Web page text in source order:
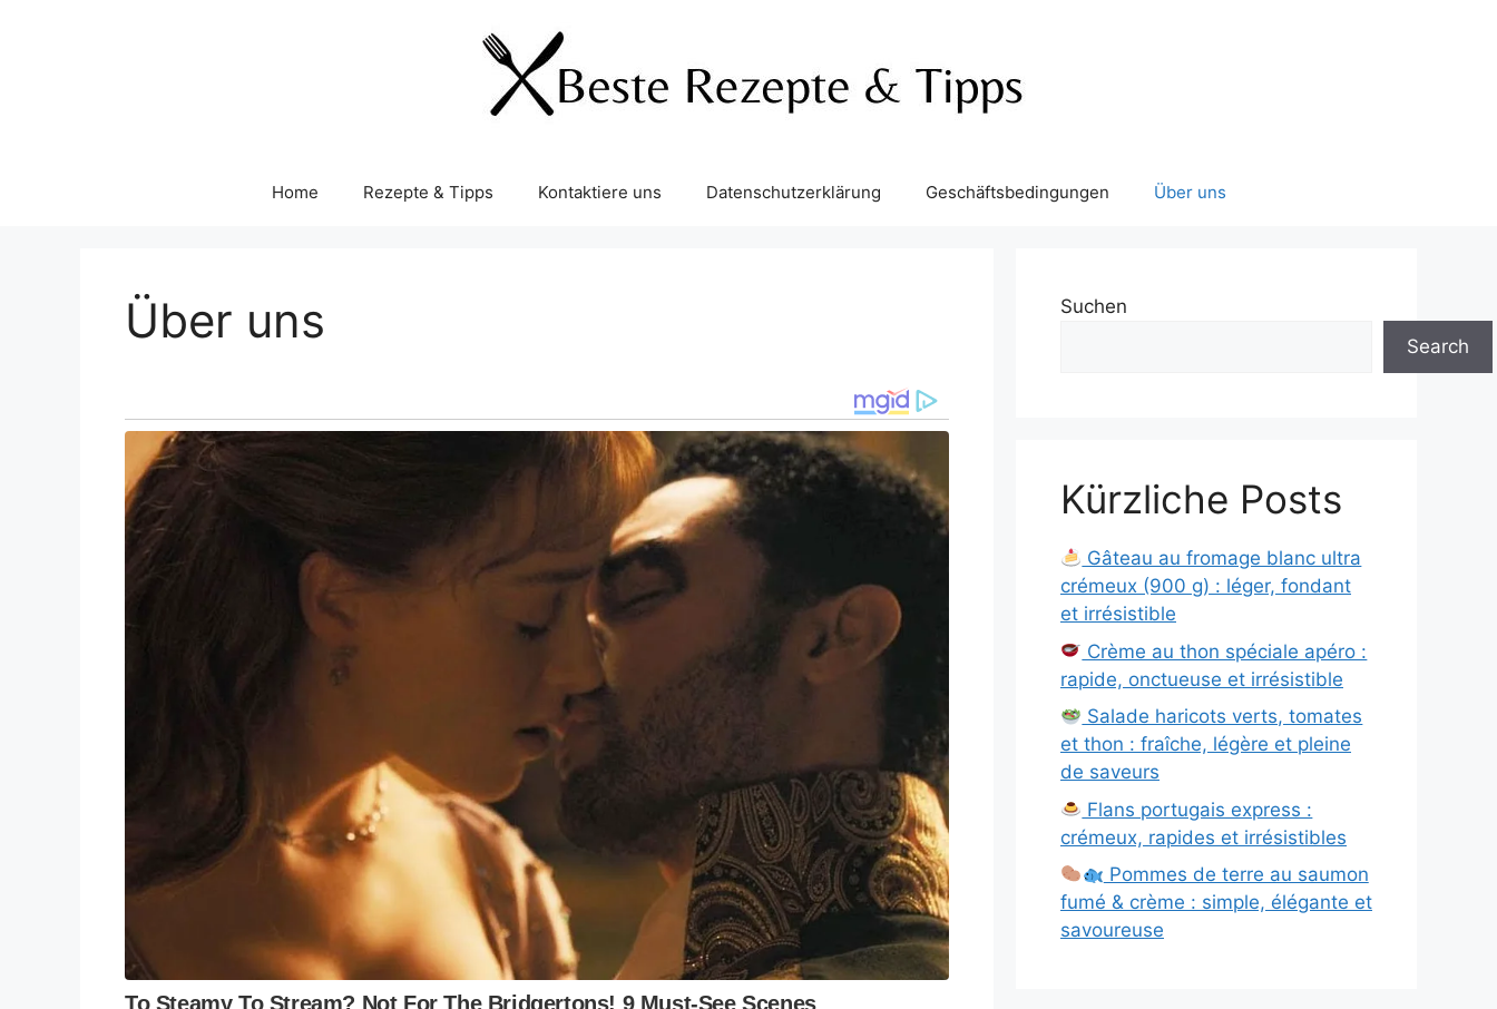
Home Rezepte & Tipps Kontaktiere uns Datenschutzerklärung Geschäftsbedingungen Über uns
Über uns
Suchen
Search
Kürzliche Posts
Gâteau au fromage blanc ultra
crémeux (900 g) : léger, fondant
et irrésistible
Crème au thon spéciale apéro :
rapide, onctueuse et irrésistible
Salade haricots verts, tomates
et thon : fraîche, légère et pleine
de saveurs
Flans portugais express :
crémeux, rapides et irrésistibles
Pommes de terre au saumon
fumé & crème : simple, élégante et
savoureuse